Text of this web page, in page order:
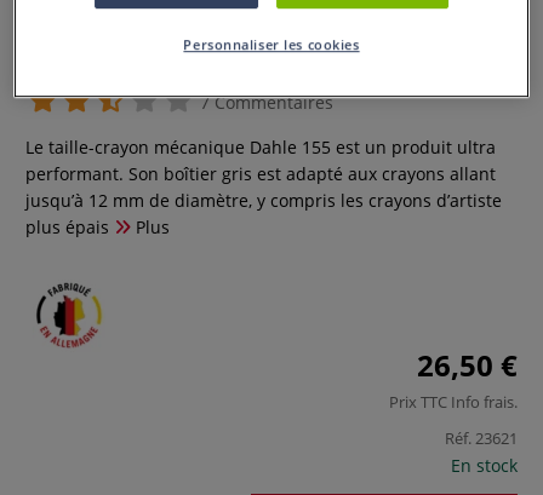
Taille-crayon mécanique Dahle
7 Commentaires
Le taille-crayon mécanique Dahle 155 est un produit ultra
performant. Son boîtier gris est adapté aux crayons allant
jusqu’à 12 mm de diamètre, y compris les crayons d’artiste
plus épais
Plus
26,50 €
Prix TTC Info frais.
Réf.23621
En stock
Personnaliser les cookies